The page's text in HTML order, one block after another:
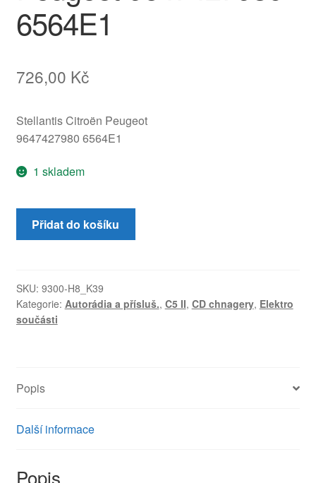
6564E1
726,00 Kč
Stellantis Citroën Peugeot
9647427980 6564E1
1 skladem
Měnič
Citroën
Peugeot
9647427980
Přidat do košíku
SKU: 9300-H8_K39
Kategorie: Autorádia a přísluš., C5 II, CD chnagery, Elektro
součásti
Popis
Další informace
Popis